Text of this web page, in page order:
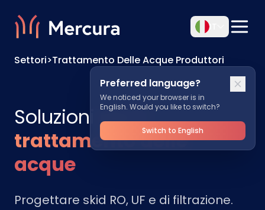
Preferred language?
We noticed your browser is in
English. Would you like to switch?
Switch to English
Settori>Trattamento Delle Acque Produttori
Soluzioni per il
trattamento delle
acque
Progettare skid RO, UF e di filtrazione.